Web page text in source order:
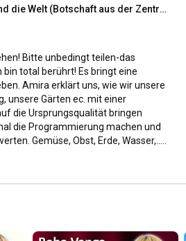
Das Geschenk an dich und die Welt (Botschaft aus der Zentralsonne | 8.3.23 | Channeling)
Bitte unbedingt teilen-das
total berührt! Es bringt eine
Amira erklärt uns, wie wir unsere
unsere Gärten ec. mit einer
die Ursprungsqualität bringen
die Programmierung machen und
Gemüse, Obst, Erde, Wasser,....
Lebenskraft zurück! Alle
es ursprünglich war. Alle
Teste selbst und teile mir